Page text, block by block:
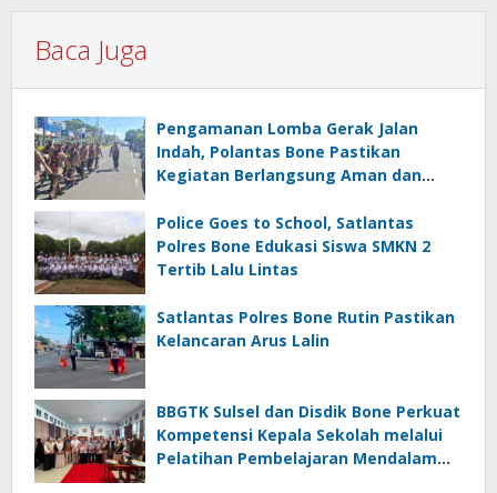
Baca Juga
Pengamanan Lomba Gerak Jalan
Indah, Polantas Bone Pastikan
Kegiatan Berlangsung Aman dan
Police Goes to School, Satlantas
Polres Bone Edukasi Siswa SMKN 2
Tertib Lalu Lintas
Satlantas Polres Bone Rutin Pastikan
Kelancaran Arus Lalin
BBGTK Sulsel dan Disdik Bone Perkuat
Kompetensi Kepala Sekolah melalui
Pelatihan Pembelajaran Mendalam